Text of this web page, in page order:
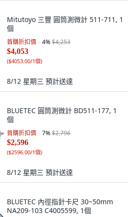
Mitutoyo 三豐 圓筒測微計 511-711, 1
個
首購折扣價 4%$4,253
$4,053
($4053.00/1個)
8/12 星期三 預計送達
BLUETEC 圓筒測微計 BD511-177, 1
個
首購折扣價 7%$2,796
$2,596
($2596.00/1個)
8/12 星期三 預計送達
BLUETEC 內徑指針卡尺 30~50mm
NA209-103 C4005599, 1個